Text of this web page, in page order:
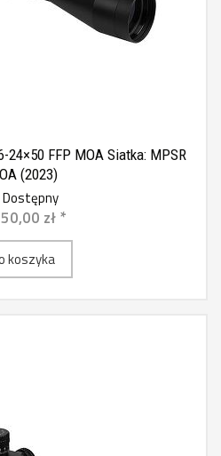
24×50 FFP MOA Siatka: MPSR
(2023)
Dostępny
zł *
koszyka